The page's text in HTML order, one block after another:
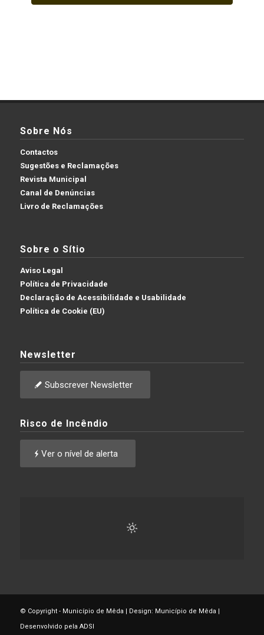
Sobre Nós
Contactos
Sugestões e Reclamações
Revista Municipal
Canal de Denúncias
Livro de Reclamações
Sobre o Sítio
Aviso Legal
Política de Privacidade
Declaração de Acessibilidade e Usabilidade
Política de Cookie (EU)
Newsletter
Subscrever Newsletter
Risco de Incêndio
Ver o nível de alerta
© Copyright - Município de Mêda | Design: Município de Mêda |
Desenvolvido pela ADSI